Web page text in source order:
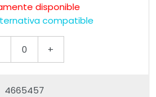
disponible
compatible
0 +
4665457